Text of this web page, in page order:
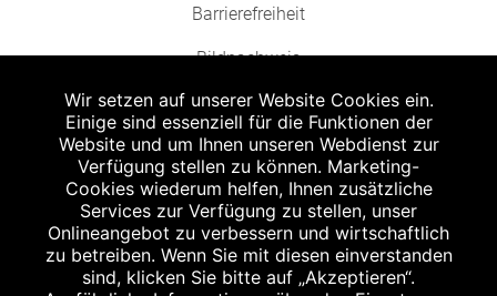
Barrierefreiheit
Bildnachweis
Abgabe in haushaltsüblichen Mengen, solange der Vorrat reicht. Für Druck-
und Satzfehler keine Haftung.
Zu Risiken und Nebenwirkungen lesen Sie die Packungsbeilage und fragen
Sie Ihren Arzt oder Apotheker.
Angabe nach der deutschen Arzneimitteltaxe Apothekenerstattungspreis
(AEP). Der AEP ist keine unverbindliche Preisempfehlung der Hersteller. Der
Wir setzen auf unserer Website Cookies ein.
Einige sind essenziell für die Funktionen der
Website und um Ihnen unseren Webdienst zur
Verfügung stellen zu können. Marketing-
Cookies wiederum helfen, Ihnen zusätzliche
Services zur Verfügung zu stellen, unser
Onlineangebot zu verbessern und wirtschaftlich
zu betreiben. Wenn Sie mit diesen einverstanden
sind, klicken Sie bitte auf „Akzeptieren“.